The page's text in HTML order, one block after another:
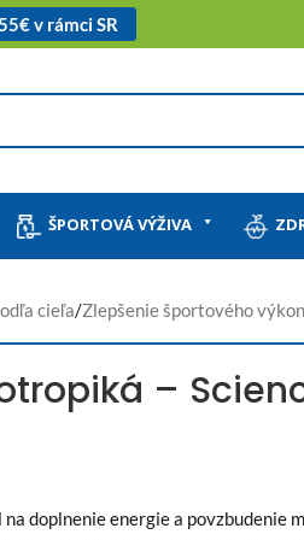
v rámci SR
ŠPORTOVÁ VÝŽIVA
cieľa/Zlepšenie športového
–
doplnenie energie a povzbudenie